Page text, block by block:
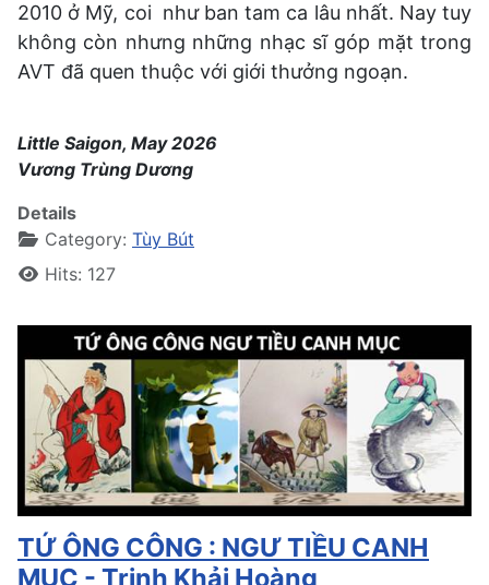
2010 ở Mỹ, coi như ban tam ca lâu nhất. Nay tuy
không còn nhưng những nhạc sĩ góp mặt trong
AVT đã quen thuộc với giới thưởng ngoạn.
Little Saigon, May 2026
Vương Trùng Dương
Details
Category: Tùy Bút
Hits: 127
TỨ ÔNG CÔNG : NGƯ TIỀU CANH
MỤC - Trịnh Khải Hoàng